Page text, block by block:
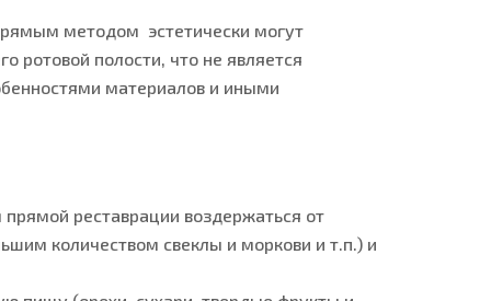
методом эстетически могут
ротовой полости, что не является
материалов и иными
реставрации воздержаться от
количеством свеклы и моркови и т.п.) и